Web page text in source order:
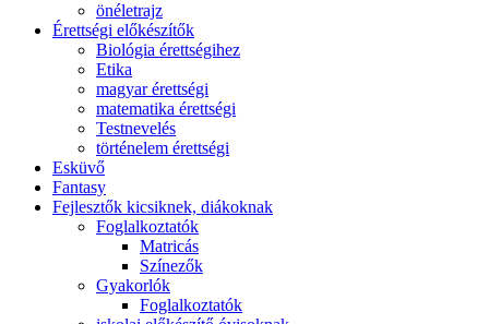
önéletrajz
Érettségi előkészítők
Biológia érettségihez
Etika
magyar érettségi
matematika érettségi
Testnevelés
történelem érettségi
Esküvő
Fantasy
Fejlesztők kicsiknek, diákoknak
Foglalkoztatók
Matricás
Színezők
Gyakorlók
Foglalkoztatók